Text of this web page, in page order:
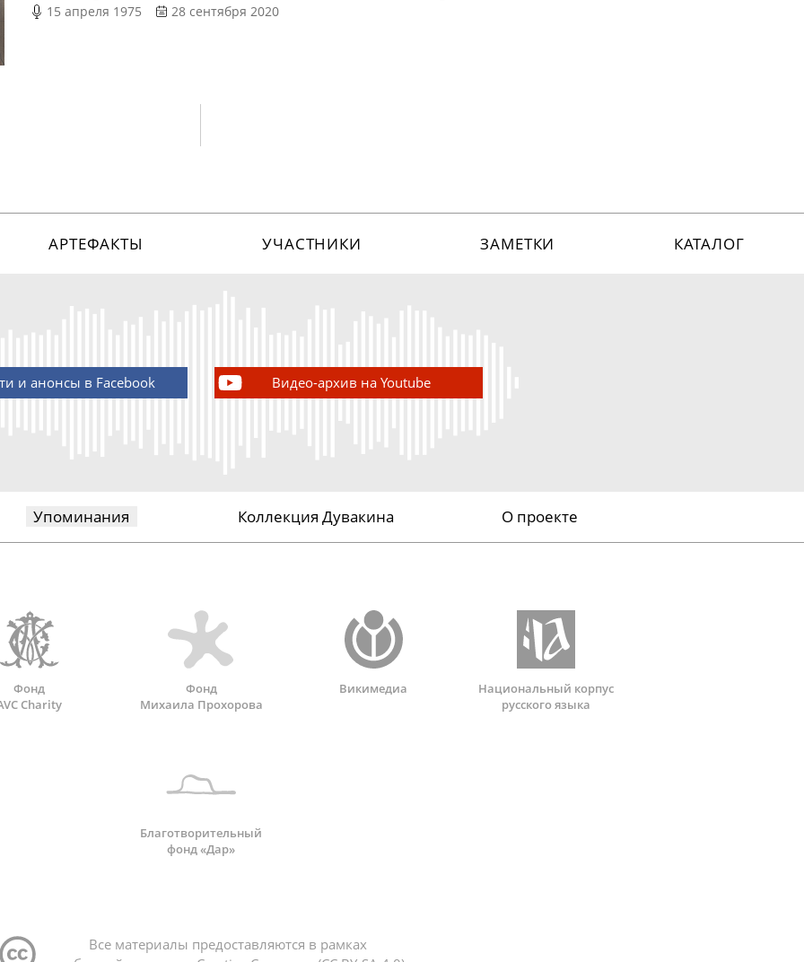
15 апреля 1975 28 сентября 2020
АРТЕФАКТЫ УЧАСТНИКИ ЗАМЕТКИ КАТАЛОГ
и анонсы в Facebook Видео-архив на Youtube
Упоминания Коллекция Дувакина О проекте
Фонд
Charity
Фонд
Михаила Прохорова
Викимедиа
Национальный корпус
русского языка
Благотворительный
фонд «Дар»
Все материалы предоставляются в рамках